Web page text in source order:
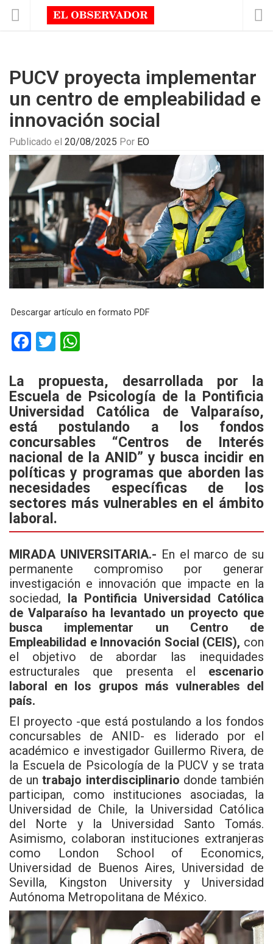
PUCV proyecta implementar
un centro de empleabilidad e
innovación social
Publicado el 20/08/2025 Por EO
Descargar artículo en formato PDF
F
ce
b
o
o
k
T
tt
er
at
s
A
p
p
La propuesta, desarrollada por la
Escuela de Psicología de la Pontificia
Universidad Católica de Valparaíso,
está postulando a los fondos
concursables “Centros de Interés
nacional de la ANID” y busca incidir en
políticas y programas que aborden las
necesidades específicas de los
sectores más vulnerables en el ámbito
laboral.
MIRADA UNIVERSITARIA.- En el marco de su
permanente compromiso por generar
investigación e innovación que impacte en la
sociedad, la Pontificia Universidad Católica
de Valparaíso ha levantado un proyecto que
busca implementar un Centro de
Empleabilidad e Innovación Social (CEIS), con
el objetivo de abordar las inequidades
estructurales que presenta el escenario
laboral en los grupos más vulnerables del
país.
El proyecto -que está postulando a los fondos
concursables de ANID- es liderado por el
académico e investigador Guillermo Rivera, de
la Escuela de Psicología de la PUCV y se trata
de untrabajo interdisciplinario donde también
participan, como instituciones asociadas, la
Universidad de Chile, la Universidad Católica
del Norte y la Universidad Santo Tomás.
Asimismo, colaboran instituciones extranjeras
como London School of Economics,
Universidad de Buenos Aires, Universidad de
Sevilla, Kingston University y Universidad
Autónoma Metropolitana de México.